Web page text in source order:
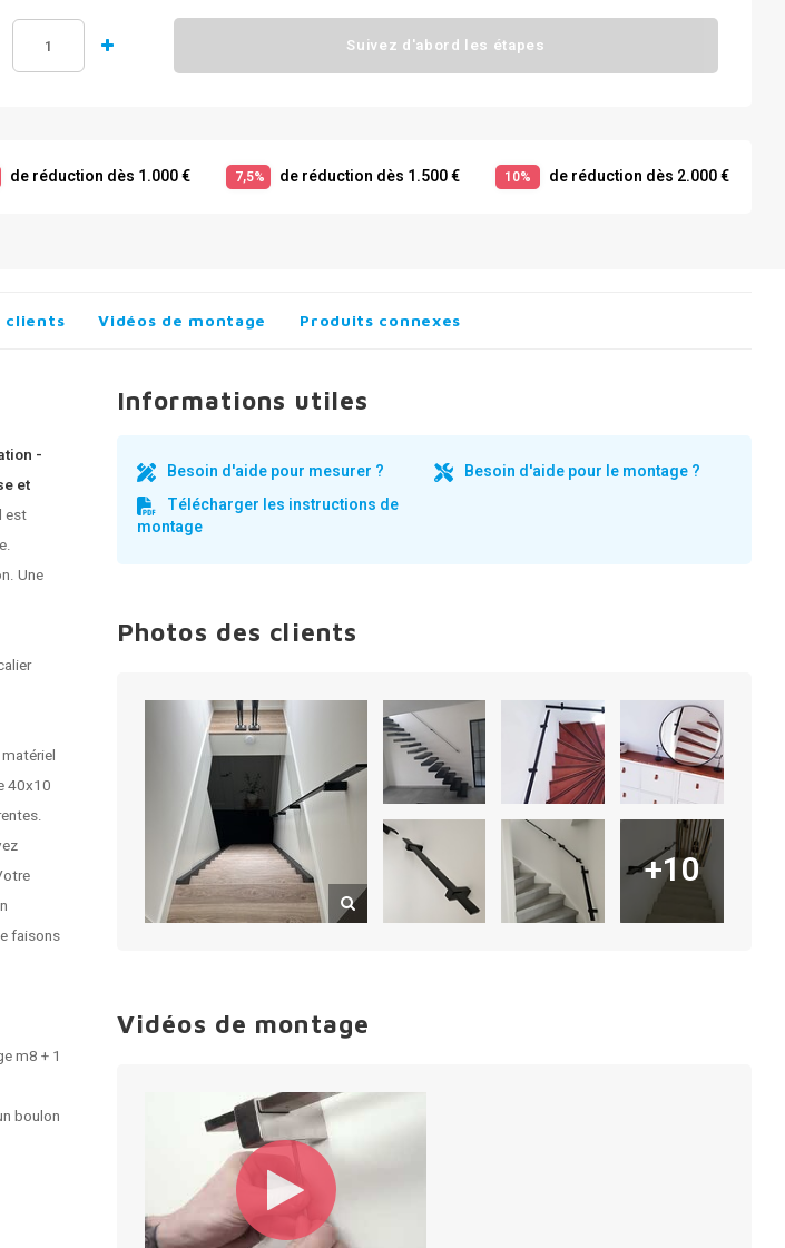
Suivez d'abord les étapes
de réduction dès 1.000 € 7,5% de réduction dès 1.500 € 10% de réduction dès 2.000 €
clients Vidéos de montage Produits connexes
-
et
est
Une
40x10
faisons
m8 + 1
boulon
Informations utiles
Besoin d'aide pour mesurer ?
Besoin d'aide pour le montage ?
Télécharger les instructions de
montage
Photos des clients
+10
Vidéos de montage